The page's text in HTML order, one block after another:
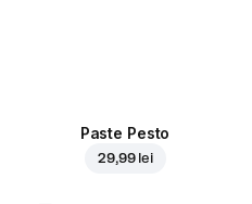
Paste Pesto
29,99 lei